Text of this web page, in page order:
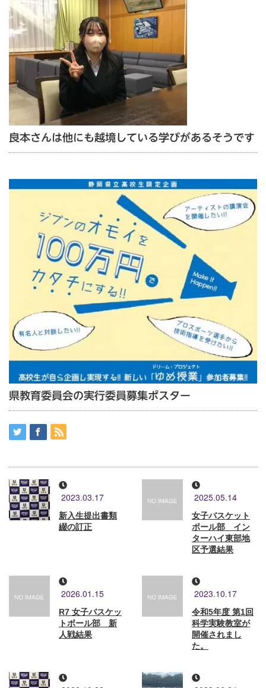
良本さんは他にも越境している学びがあるそうです
県教育委員会の実行委員募集ポスター
2023.03.17
新入生提出書類
綴の訂正
2025.05.14
女子バスケット
ボール部 イン
ターハイ東部地
区予選結果
2026.01.15
R7 女子バスケッ
トボール部 新
人戦結果
2023.10.17
令和5年度 第1回
科学実験教室が
開催されまし
た。